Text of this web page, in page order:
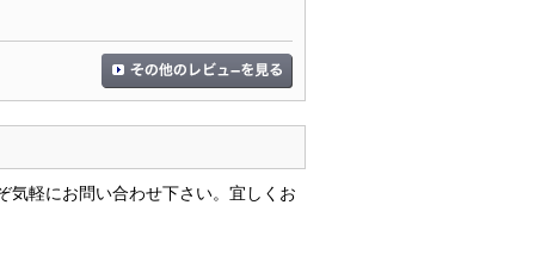
気軽にお問い合わせ下さい。宜しくお